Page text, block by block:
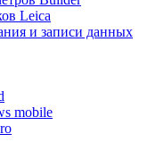
Leica
и записи данных
mobile